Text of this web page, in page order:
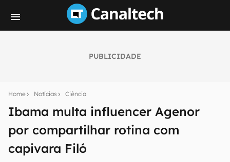
PUBLICIDADE
Home Notícias Ciência
Ibama multa influencer Agenor
por compartilhar rotina com
capivara Filó
notícias e reviews sobre tecnologia em primeira
E-mail